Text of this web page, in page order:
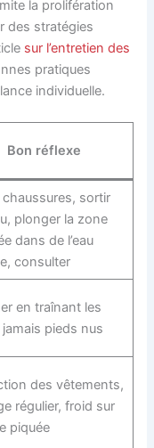
la prolifération
des stratégies
sur l’entretien des
pratiques
individuelle.
Bon réflexe
chaussures, sortir
plonger la zone
dans de l’eau
consulter
en traînant les
pieds nus
des vêtements,
régulier, froid sur
piquée